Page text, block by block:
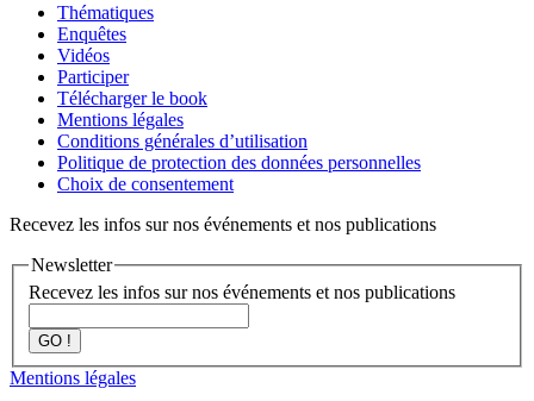
Thématiques
Enquêtes
Vidéos
Participer
Télécharger le book
Mentions légales
Conditions générales d’utilisation
Politique de protection des données personnelles
Choix de consentement
Recevez les infos sur nos événements et nos publications
Newsletter
Recevez les infos sur nos événements et nos publications
GO !
Mentions légales